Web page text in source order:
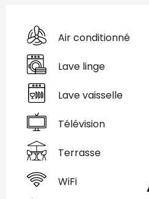
Air conditionné
Lave linge
Lave vaisselle
Télévision
Terrasse
WiFi